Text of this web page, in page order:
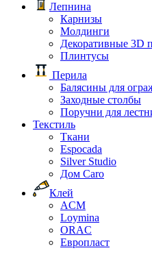
Лепнина
Карнизы
Молдинги
Декоративные 3D
Плинтусы
Перила
Балясины для
Заходные столбы
Поручни для
Текстиль
Ткани
Espocada
Silver Studio
Дом Caro
Клей
ACM
Loymina
ORAC
Европласт